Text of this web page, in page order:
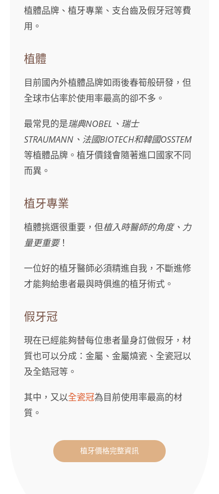
植體品牌、植牙專業、支台齒及假牙冠等費
用。
植體
目前國內外植體品牌如雨後春筍般研發，但
全球市佔率於使用率最高的卻不多。
最常見的是瑞典NOBEL、瑞士
STRAUMANN、法國BIOTECH和韓國OSSTEM
等植體品牌。植牙價錢會隨著進口國家不同
而異。
植牙專業
植體挑選很重要，但植入時醫師的角度、力
量更重要！
一位好的植牙醫師必須精進自我，不斷進修
才能夠給患者最與時俱進的植牙術式。
假牙冠
現在已經能夠替每位患者量身訂做假牙，材
質也可以分成：金屬、金屬燒瓷、全瓷冠以
及全鋯冠等。
其中，又以全瓷冠為目前使用率最高的材
質。
植牙價格完整資訊